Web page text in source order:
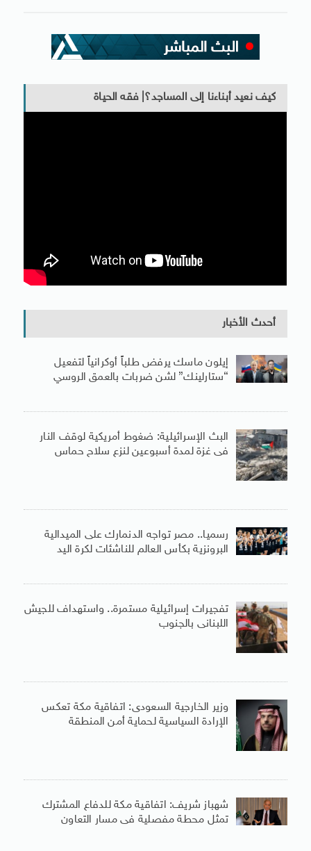
كيف نعيد أبناءنا إلى المساجد؟| فقه الحياة
أحدث الأخبار
إيلون ماسك يرفض طلباً أوكرانياً لتفعيل
“ستارلينك” لشن ضربات بالعمق الروسي
البث الإسرائيلية: ضغوط أمريكية لوقف النار
فى غزة لمدة أسبوعين لنزع سلاح حماس
رسميا.. مصر تواجه الدنمارك على الميدالية
البرونزية بكأس العالم للناشئات لكرة اليد
تفجيرات إسرائيلية مستمرة.. واستهداف للجيش
اللبنانى بالجنوب
وزير الخارجية السعودى: اتفاقية مكة تعكس
الإرادة السياسية لحماية أمن المنطقة
شهباز شريف: اتفاقية مكة للدفاع المشترك
تمثل محطة مفصلية فى مسار التعاون